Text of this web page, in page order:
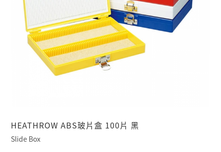
HEATHROW ABS玻片盒 100片 黑
Slide Box